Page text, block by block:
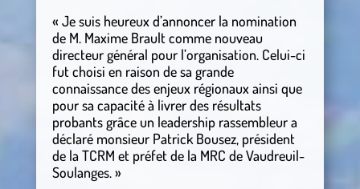
« Je suis heureux d’annoncer la nomination
de M. Maxime Brault comme nouveau
directeur général pour l’organisation. Celui-ci
fut choisi en raison de sa grande
connaissance des enjeux régionaux ainsi que
pour sa capacité à livrer des résultats
probants grâce un leadership rassembleur a
déclaré monsieur Patrick Bousez, président
de la TCRM et préfet de la MRC de Vaudreuil-
Soulanges. »